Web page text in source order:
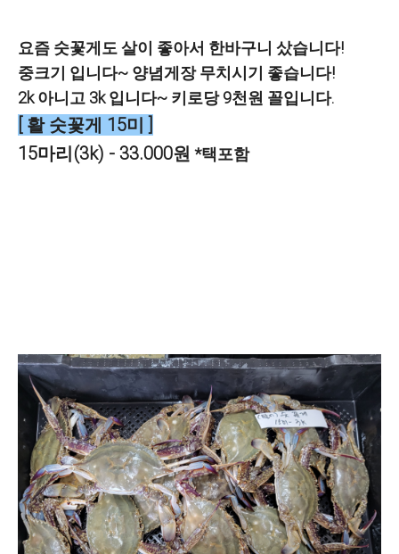
요즘 숫꽃게도 살이 좋아서 한바구니 샀습니다!
중크기 입니다~ 양념게장 무치시기 좋습니다!
2k 아니고 3k 입니다~ 키로당 9천원 꼴입니다.
[ 활 숫꽃게 15미 ]
15마리(3k) - 33.000원 *택포함